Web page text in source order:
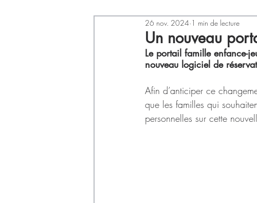
Santé - Covid-19 Culture Manifestations
Un nouveau
26 nov. 2024 1 min de lecture
Le portail famille enfance-
nouveau logiciel de
Afin d’anticiper ce
que les familles qui
personnelles sur cette